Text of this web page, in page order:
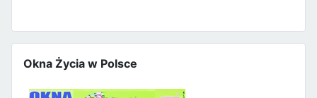
Okna Życia w Polsce